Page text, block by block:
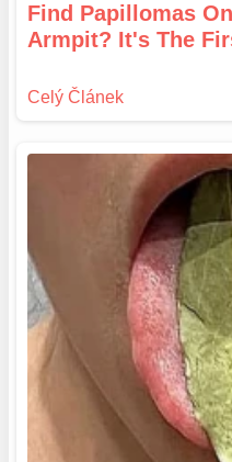
Find Papillomas
Armpit? It's The